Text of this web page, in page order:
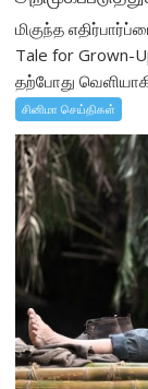
மிகுந்த
Tale for Grown-
தற்போது
சினிமா செய்திகள்